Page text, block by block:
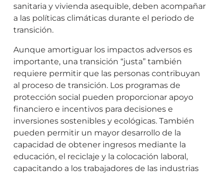
sanitaria y vivienda asequible, deben acompañar
a las políticas climáticas durante el periodo de
transición.
Aunque amortiguar los impactos adversos es
importante, una transición “justa” también
requiere permitir que las personas contribuyan
al proceso de transición. Los programas de
protección social pueden proporcionar apoyo
financiero e incentivos para decisiones e
inversiones sostenibles y ecológicas. También
pueden permitir un mayor desarrollo de la
capacidad de obtener ingresos mediante la
educación, el reciclaje y la colocación laboral,
capacitando a los trabajadores de las industrias